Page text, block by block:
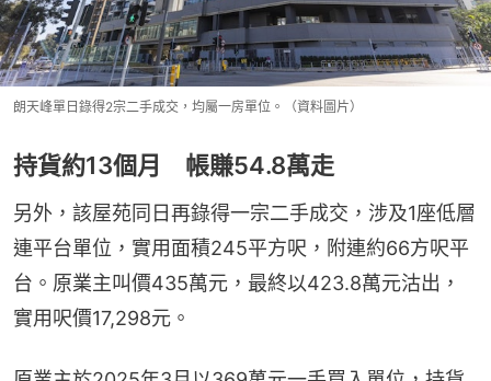
朗天峰單日錄得2宗二手成交，均屬一房單位。（資料圖片）
持貨約13個月 帳賺54.8萬走
另外，該屋苑同日再錄得一宗二手成交，涉及1座低層
連平台單位，實用面積245平方呎，附連約66方呎平
台。原業主叫價435萬元，最終以423.8萬元沽出，
實用呎價17,298元。